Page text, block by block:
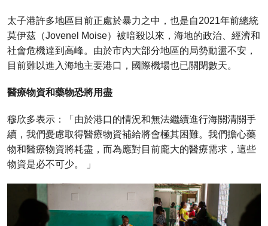
太子港許多地區目前正處於暴力之中，也是自2021年前總統
莫伊茲（Jovenel Moise）被暗殺以來，海地的政治、經濟和
社會危機達到高峰。由於市內大部分地區的局勢動盪不安，
目前難以進入海地主要港口，國際機場也已關閉數天。
醫療物資和藥物恐將用盡
穆欣多表示：「由於港口的情況和無法繼續進行海關清關手
續，我們憂慮取得醫療物資補給將會極其困難。我們擔心藥
物和醫療物資將耗盡，而為應對目前龐大的醫療需求，這些
物資是必不可少。 」